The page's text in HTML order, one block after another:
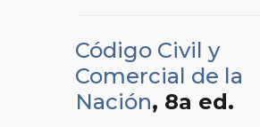
Código Civil y
Comercial de la
Nación, 8a ed.